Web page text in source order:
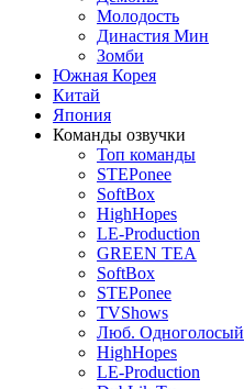
Молодость
Династия Мин
Зомби
Южная Корея
Китай
Япония
Команды озвучки
Топ команды
STEPonee
SoftBox
HighHopes
LE-Production
GREEN TEA
SoftBox
STEPonee
TVShows
Люб. Одноголосый
HighHopes
LE-Production